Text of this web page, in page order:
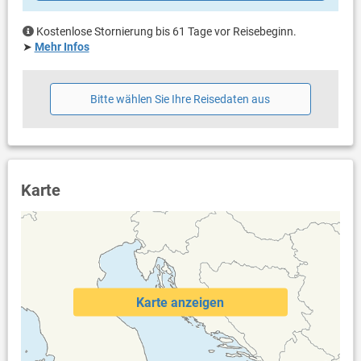
Dusche im Außenbereich
Haustier nicht erlaubt
Heizung
Handtücher vorhanden
Waschmaschine in der Unterkunft
Kostenlose Stornierung bis 61 Tage vor Reisebeginn.
➤ Mehr Infos
Bitte wählen Sie Ihre Reisedaten aus
Karte
Karte anzeigen